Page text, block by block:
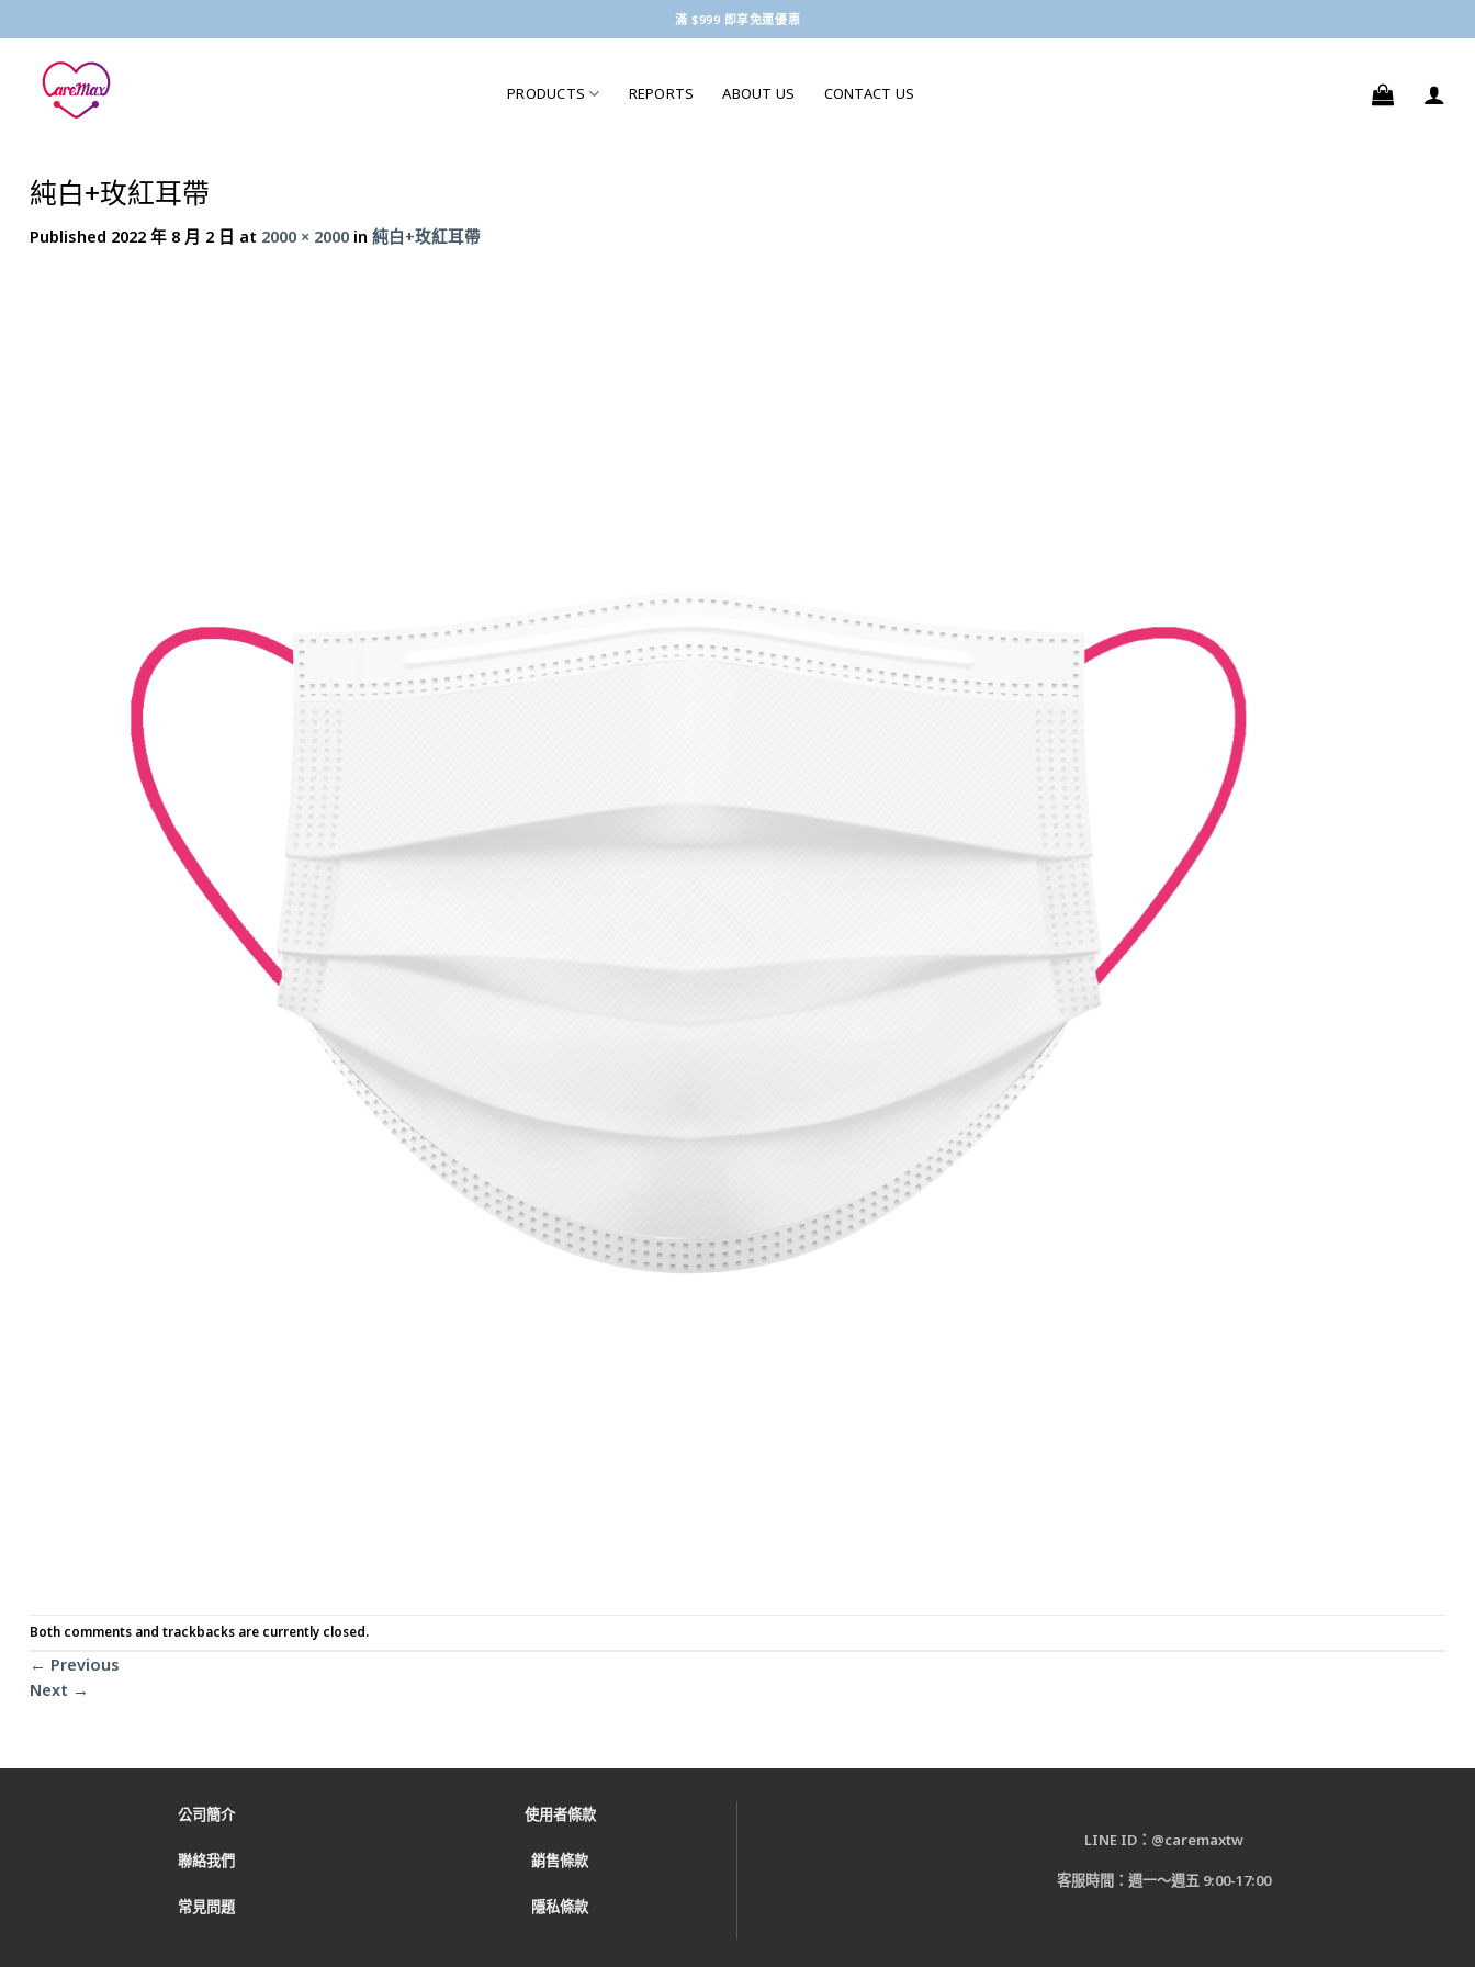
to
content
滿 $999 即享免運優惠
PRODUCTS REPORTS ABOUT US CONTACT US
純白+玫紅耳帶
Published 2022 年 8 月 2 日 at 2000 × 2000 in 純白+玫紅耳帶
Both comments and trackbacks are currently closed.
← Previous
Next →
公司簡介
聯絡我們
常見問題
使用者條款
銷售條款
隱私條款
LINE ID：@caremaxtw
客服時間：週一～週五 9:00-17:00